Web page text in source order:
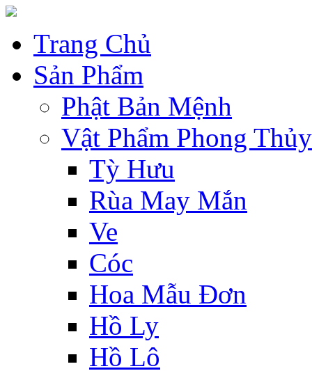
Trang Chủ
Sản Phẩm
Phật Bản Mệnh
Vật Phẩm Phong Thủy
Tỳ Hưu
Rùa May Mắn
Ve
Cóc
Hoa Mẫu Đơn
Hồ Ly
Hồ Lô